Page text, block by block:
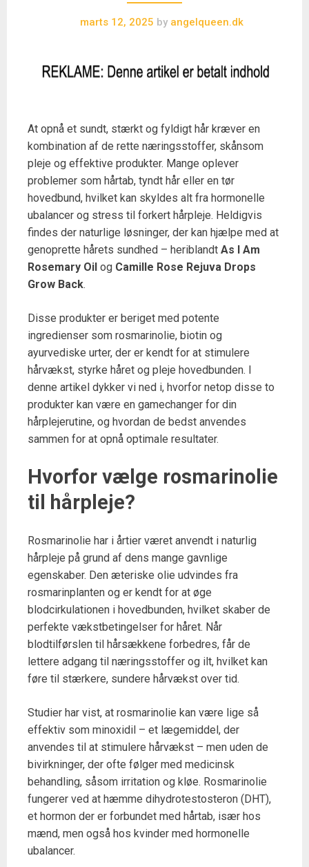
marts 12, 2025 byangelqueen.dk
At opnå et sundt, stærkt og fyldigt hår kræver en
kombination af de rette næringsstoffer, skånsom
pleje og effektive produkter. Mange oplever
problemer som hårtab, tyndt hår eller en tør
hovedbund, hvilket kan skyldes alt fra hormonelle
ubalancer og stress til forkert hårpleje. Heldigvis
findes der naturlige løsninger, der kan hjælpe med at
genoprette hårets sundhed – heriblandt As I Am
Rosemary Oil og Camille Rose Rejuva Drops
Grow Back.
Disse produkter er beriget med potente
ingredienser som rosmarinolie, biotin og
ayurvediske urter, der er kendt for at stimulere
hårvækst, styrke håret og pleje hovedbunden. I
denne artikel dykker vi ned i, hvorfor netop disse to
produkter kan være en gamechanger for din
hårplejerutine, og hvordan de bedst anvendes
sammen for at opnå optimale resultater.
Hvorfor vælge rosmarinolie
til hårpleje?
Rosmarinolie har i årtier været anvendt i naturlig
hårpleje på grund af dens mange gavnlige
egenskaber. Den æteriske olie udvindes fra
rosmarinplanten og er kendt for at øge
blodcirkulationen i hovedbunden, hvilket skaber de
perfekte vækstbetingelser for håret. Når
blodtilførslen til hårsækkene forbedres, får de
lettere adgang til næringsstoffer og ilt, hvilket kan
føre til stærkere, sundere hårvækst over tid.
Studier har vist, at rosmarinolie kan være lige så
effektiv som minoxidil – et lægemiddel, der
anvendes til at stimulere hårvækst – men uden de
bivirkninger, der ofte følger med medicinsk
behandling, såsom irritation og kløe. Rosmarinolie
fungerer ved at hæmme dihydrotestosteron (DHT),
et hormon der er forbundet med hårtab, især hos
mænd, men også hos kvinder med hormonelle
ubalancer.